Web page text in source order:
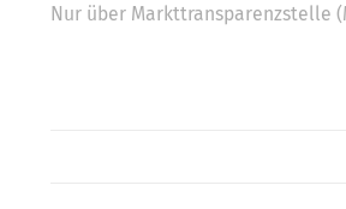
Nur über Markttransparenzstelle